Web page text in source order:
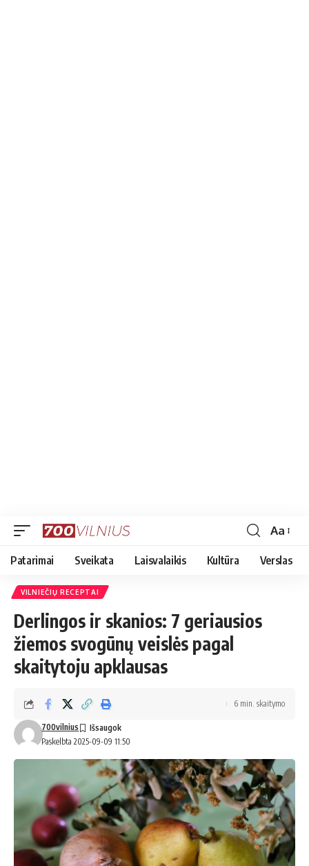
Font
Resizer
Aa
Patarimai Sveikata Laisvalaikis Kultūra Verslas
VILNIEČIŲ RECEPTAI
Derlingos ir skanios: 7 geriausios
žiemos svogūnų veislės pagal
skaitytoju apklausas
Paskelbta 2025-09-09 11:50
700vilnius
6 min. skaitymo